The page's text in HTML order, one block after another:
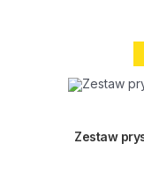
Zestaw